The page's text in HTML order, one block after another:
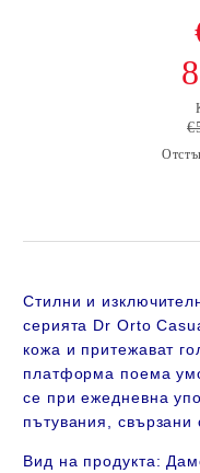
Стилни и
серията Dr Orto
кожа и притежават
платформа поема
се при ежедневна
пътувания, свързани
Вид на продукта: